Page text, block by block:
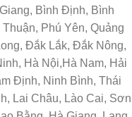
Bình Định, Bình
Phú Yên, Quảng
Đắk Lắk, Đắk Nông,
Hà Nội,Hà Nam, Hải
Định, Ninh Bình, Thái
Lai Châu, Lào Cai, Sơn